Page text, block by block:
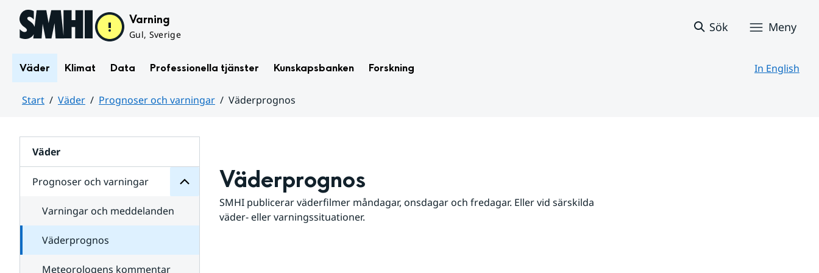
Hoppa till sidans innehåll Varning
Gul, Sverige
Sök Meny
Väder Klimat Data Professionella tjänster Kunskapsbanken Forskning In English
Start Väder Prognoser och varningar
Väderprognos
Väder
Prognoser och varningar
för
varningar
Varningar och meddelanden
Väderprognos
Meteorologens kommentar
Väderprognos
SMHI publicerar väderfilmer måndagar, onsdagar och fredagar. Eller vid särskilda
väder- eller varningssituationer.